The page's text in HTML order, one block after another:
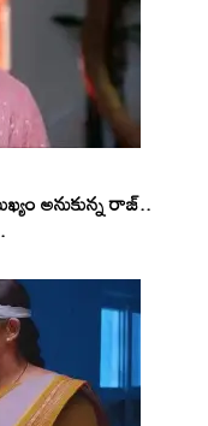
అనుకున్న రాజ్..